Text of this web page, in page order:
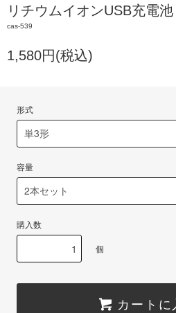
リチウムイオンUSB充電
cas-539
1,580円(税込)
形式
容量
購入数
個
カートに